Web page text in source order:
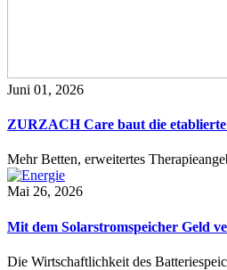
Juni 01, 2026
ZURZACH Care baut die
Mehr Betten, erweitertes
Mai 26, 2026
Mit dem Solarstromspeicher Geld
Die Wirtschaftlichkeit des